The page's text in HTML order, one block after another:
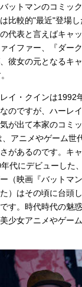
ットマンのコミッ
比較的"最近"登場
代表と言えばキャ
イファー、『ダー
彼女の元となるキ
イ・クインは1992
のですが、ハーレ
が出て本家のコミ
アニメやゲーム世
があるのです。キ
代にデビューした
（映画『バットマ
）はその頃に台頭
す。時代時代の魅
少女アニメやゲー